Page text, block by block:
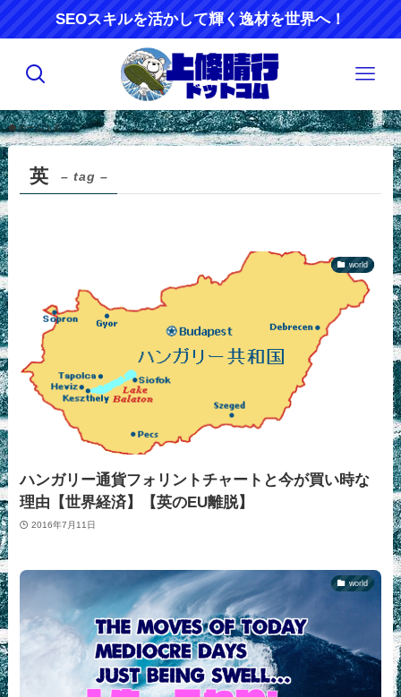
SEOスキルを活かして輝く逸材を世界へ！
ホーム 英
英 – tag –
world
ハンガリー通貨フォリントチャートと今が買い時な
理由【世界経済】【英のEU離脱】
2016年7月11日
world